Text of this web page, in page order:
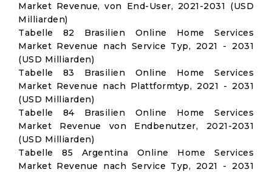
Market Revenue, von End-User, 2021-2031 (USD
Milliarden)
Tabelle 82 Brasilien Online Home Services
Market Revenue nach Service Typ, 2021 - 2031
(USD Milliarden)
Tabelle 83 Brasilien Online Home Services
Market Revenue nach Plattformtyp, 2021 - 2031
(USD Milliarden)
Tabelle 84 Brasilien Online Home Services
Market Revenue von Endbenutzer, 2021-2031
(USD Milliarden)
Tabelle 85 Argentina Online Home Services
Market Revenue nach Service Typ, 2021 - 2031